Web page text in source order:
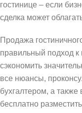
гостинице – если
сделка может
Продажа
правильный подход
сэкономить
все нюансы,
бухгалтером, а
бесплатно